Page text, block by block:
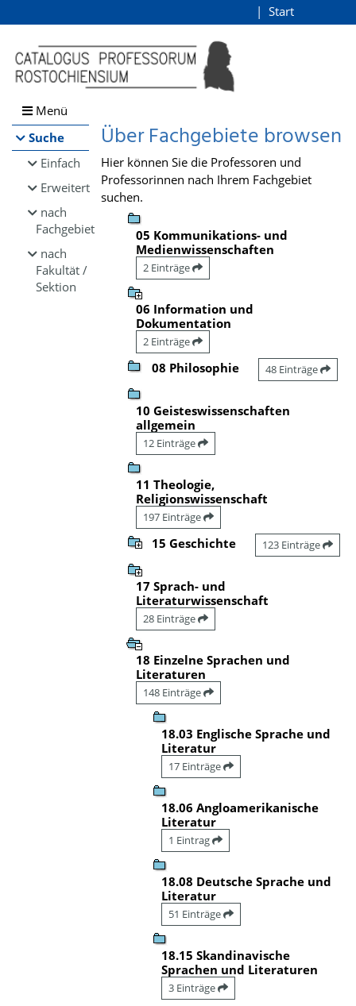
Browsen
direkt zum Inhalt
Start
Menü
Suche
Einfach
Erweitert
nach
Fachgebiet
nach
Fakultät /
Sektion
Über Fachgebiete browsen
Hier können Sie die Professoren und
Professorinnen nach Ihrem Fachgebiet
suchen.
05 Kommunikations- und
Medienwissenschaften
2 Einträge
06 Information und
Dokumentation
2 Einträge
08 Philosophie 48 Einträge
10 Geisteswissenschaften
allgemein
12 Einträge
11 Theologie,
Religionswissenschaft
197 Einträge
15 Geschichte 123 Einträge
17 Sprach- und
Literaturwissenschaft
28 Einträge
18 Einzelne Sprachen und
Literaturen
148 Einträge
18.03 Englische Sprache und
Literatur
17 Einträge
18.06 Angloamerikanische
Literatur
1 Eintrag
18.08 Deutsche Sprache und
Literatur
51 Einträge
18.15 Skandinavische
Sprachen und Literaturen
3 Einträge